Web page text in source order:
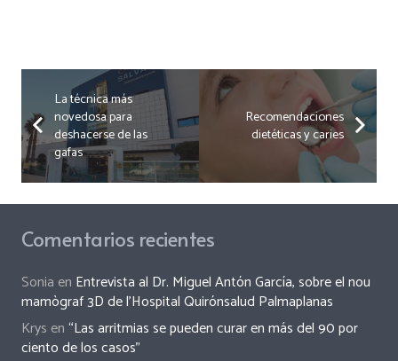
La técnica más
novedosa para
deshacerse de las
gafas
Recomendaciones
dietéticas y caries
Comentarios recientes
Sonia en Entrevista al Dr. Miguel Antón García, sobre el nou
mamògraf 3D de l’Hospital Quirónsalud Palmaplanas
Krys en“Las arritmias se pueden curar en más del 90 por
ciento de los casos”